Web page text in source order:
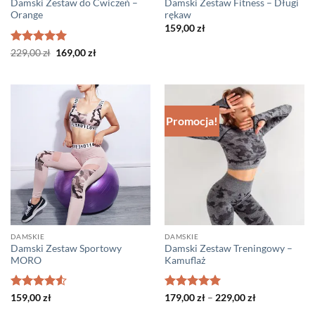
Damski Zestaw do Ćwiczeń –
Orange
Oceniono5
229,00zł Pierwotna
cena
169,00złAktualna
Damski Zestaw Fitness – Długi
rękaw
159,00zł
DAMSKIE
Damski Zestaw Sportowy
MORO
Oceniono
159,00zł
Promocja!
DAMSKIE
Damski Zestaw Treningowy –
Kamuflaż
Oceniono 5
179,00zł – 229,00złZakres